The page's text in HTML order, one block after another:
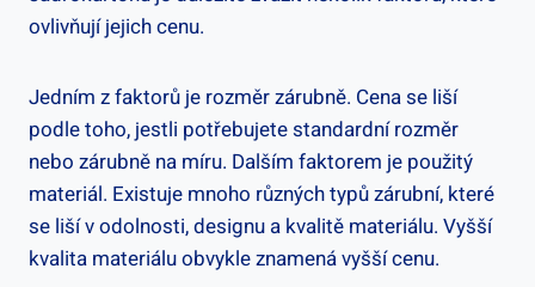
ovlivňují jejich cenu.
Jedním z faktorů je rozměr zárubně. Cena se liší
podle toho, jestli potřebujete standardní rozměr
nebo zárubně na míru. Dalším faktorem je použitý
materiál. Existuje mnoho různých typů zárubní, které
se liší v odolnosti, designu a kvalitě materiálu. Vyšší
kvalita materiálu obvykle znamená vyšší cenu.